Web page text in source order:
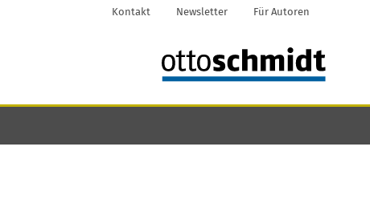
Kontakt Newsletter Für Autoren